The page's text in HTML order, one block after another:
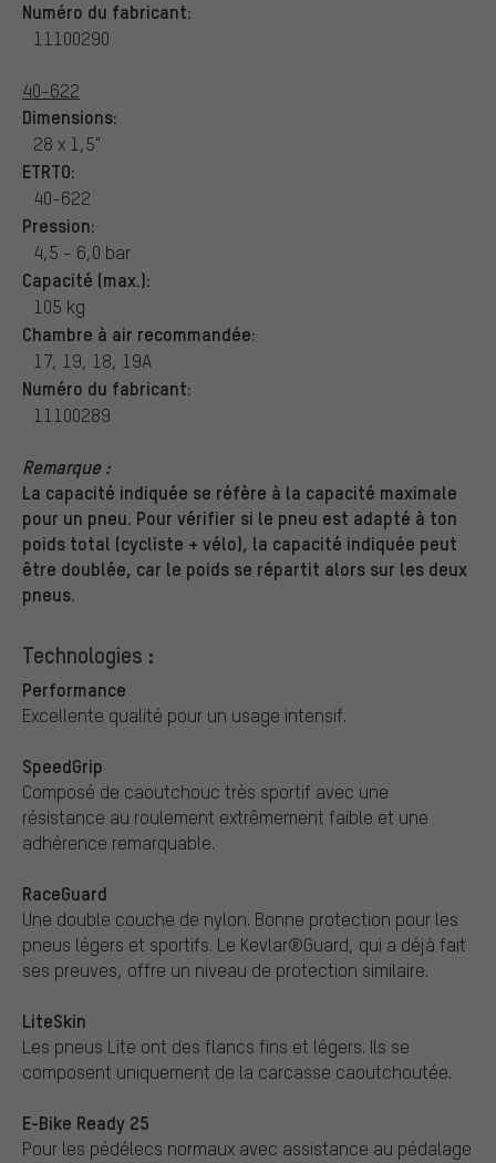
Numéro du fabricant:
11100290
40-622
Dimensions:
28 x 1,5"
ETRTO:
40-622
Pression:
4,5 - 6,0 bar
Capacité (max.):
105 kg
Chambre à air recommandée:
17, 19, 18, 19A
Numéro du fabricant:
11100289
Remarque :
La capacité indiquée se réfère à la capacité maximale
pour un pneu. Pour vérifier si le pneu est adapté à ton
poids total (cycliste + vélo), la capacité indiquée peut
être doublée, car le poids se répartit alors sur les deux
pneus.
Technologies :
Performance
Excellente qualité pour un usage intensif.
SpeedGrip
Composé de caoutchouc très sportif avec une
résistance au roulement extrêmement faible et une
adhérence remarquable.
RaceGuard
Une double couche de nylon. Bonne protection pour les
pneus légers et sportifs. Le Kevlar®Guard, qui a déjà fait
ses preuves, offre un niveau de protection similaire.
LiteSkin
Les pneus Lite ont des flancs fins et légers. Ils se
composent uniquement de la carcasse caoutchoutée.
E-Bike Ready 25
Pour les pédélecs normaux avec assistance au pédalage